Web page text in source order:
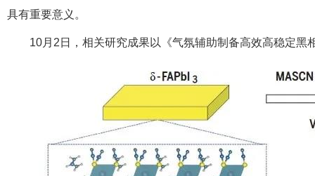
具有重要意义。
10月2日，相关研究成果以《气氛辅助制备高效高稳定